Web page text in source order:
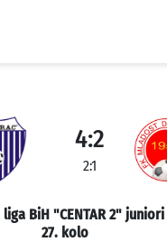
4:2
2:1
BiH "CENTAR 2"
27. kolo